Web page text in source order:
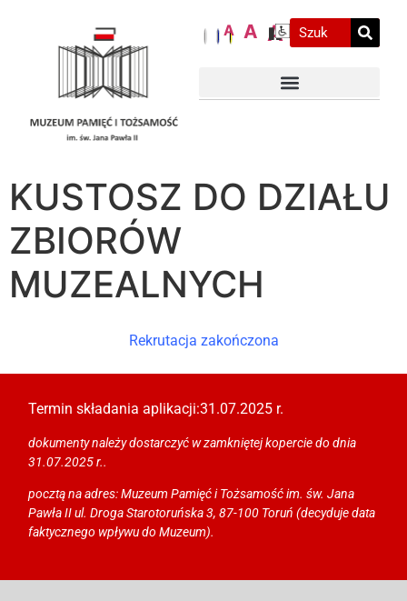
A A A
KUSTOSZ DO DZIAŁU
ZBIORÓW
MUZEALNYCH
Rekrutacja zakończona
Termin składania aplikacji:31.07.2025 r.
dokumenty należy dostarczyć w zamkniętej kopercie do dnia
31.07.2025 r..
pocztą na adres: Muzeum Pamięć i Tożsamość im. św. Jana
Pawła II ul. Droga Starotoruńska 3, 87-100 Toruń (decyduje data
faktycznego wpływu do Muzeum).